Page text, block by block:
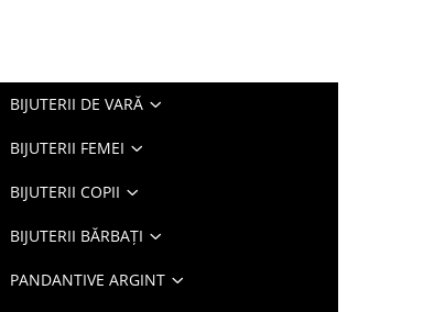
BIJUTERII DE VARĂ
BIJUTERII FEMEI
BIJUTERII COPII
BIJUTERII BĂRBAȚI
PANDANTIVE ARGINT